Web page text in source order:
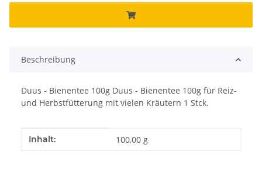
Beschreibung
Duus - Bienentee 100g Duus - Bienentee 100g für Reiz-
und Herbstfütterung mit vielen Kräutern 1 Stck.
Produkteigenschaft
Wert
Inhalt: 100,00 g